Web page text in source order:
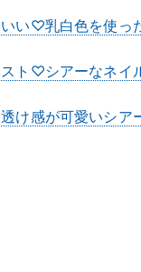
い♡乳白色を使っ
ト♡シアーなネイ
け感が可愛いシア